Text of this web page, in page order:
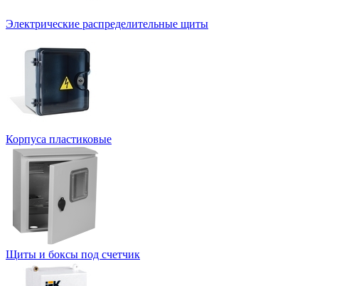
Электрические распределительные щиты
Корпуса пластиковые
Щиты и боксы под счетчик